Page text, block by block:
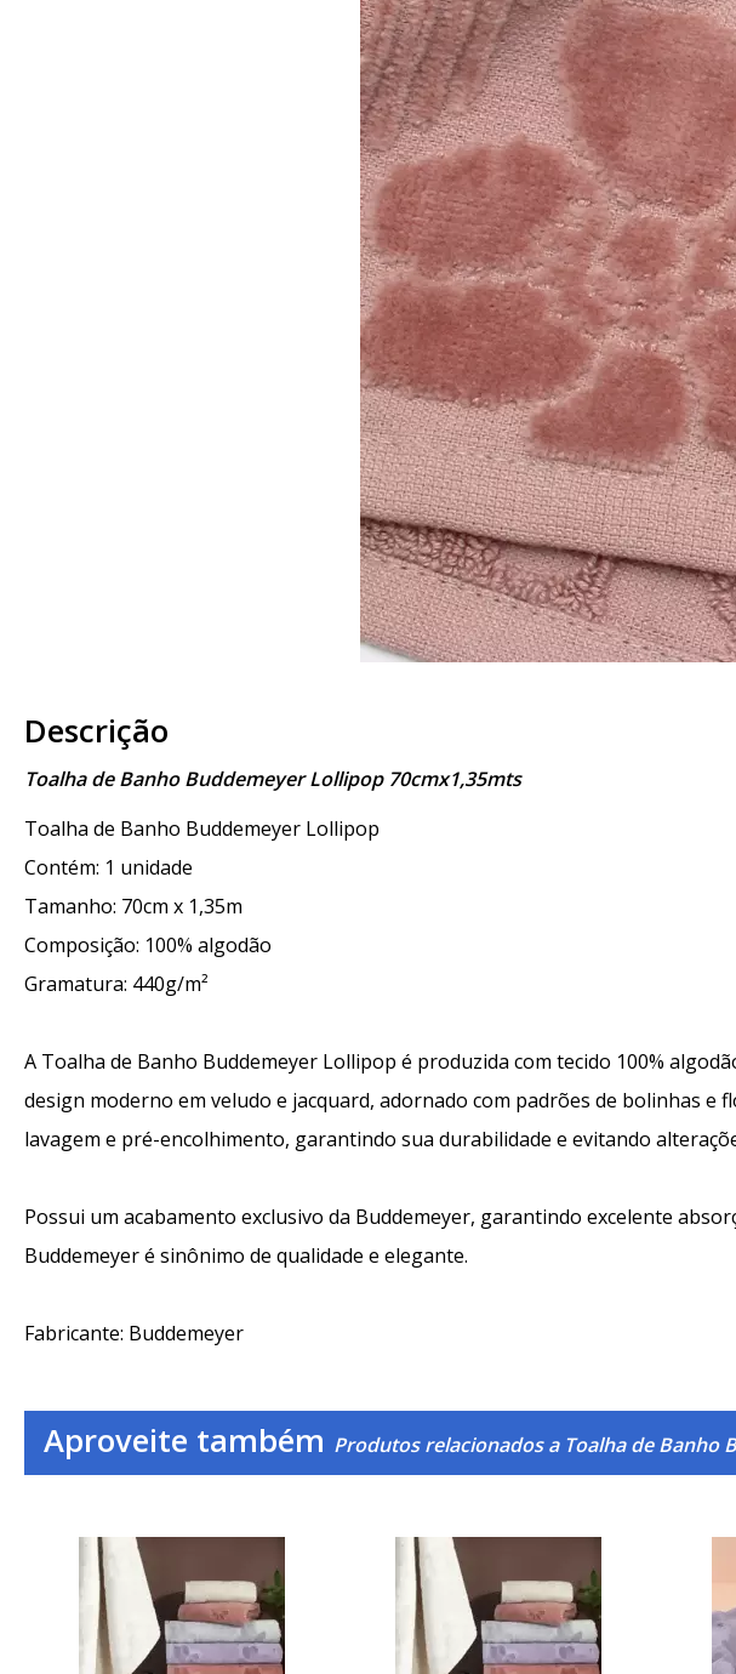
Descrição
Toalha de Banho Buddemeyer Lollipop 70cmx1,35mts
Toalha de Banho Buddemeyer Lollipop
Contém: 1 unidade
Tamanho: 70cm x 1,35m
Composição: 100% algodão
Gramatura: 440g/m²
A Toalha de Banho Buddemeyer Lollipop é produzida com tecido 100%
design moderno em veludo e jacquard, adornado com padrões de bolinhas e
lavagem e pré-encolhimento, garantindo sua durabilidade e evitando
Possui um acabamento exclusivo da Buddemeyer, garantindo excelente
Buddemeyer é sinônimo de qualidade e elegante.
Fabricante: Buddemeyer
Aproveite também Produtos relacionados a Toalha de Banho